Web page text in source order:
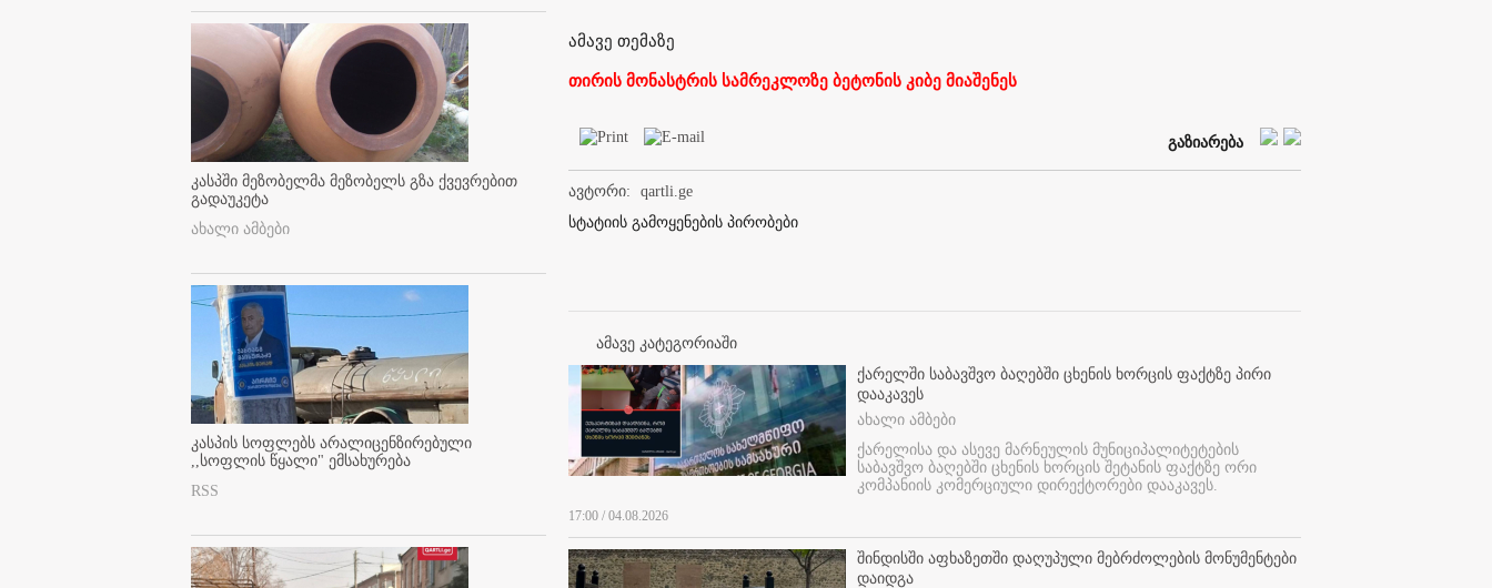
კასპში მეზობელმა მეზობელს გზა ქვევრებით
გადაუკეტა
ახალი ამბები
კასპის სოფლებს არალიცენზირებული
,,სოფლის წყალი" ემსახურება
RSS
ამავე თემაზე
თირის მონასტრის სამრეკლოზე ბეტონის კიბე მიაშენეს
გაზიარება
ავტორი:
qartli.ge
სტატიის გამოყენების პირობები
ამავე კატეგორიაში
ქარელში საბავშვო ბაღებში ცხენის ხორცის ფაქტზე პირი
დააკავეს
ახალი ამბები
ქარელისა და ასევე მარნეულის მუნიციპალიტეტების
საბავშვო ბაღებში ცხენის ხორცის შეტანის ფაქტზე ორი
კომპანიის კომერციული დირექტორები დააკავეს.
17:00 / 04.08.2026
შინდისში აფხაზეთში დაღუპული მებრძოლების მონუმენტები
დაიდგა